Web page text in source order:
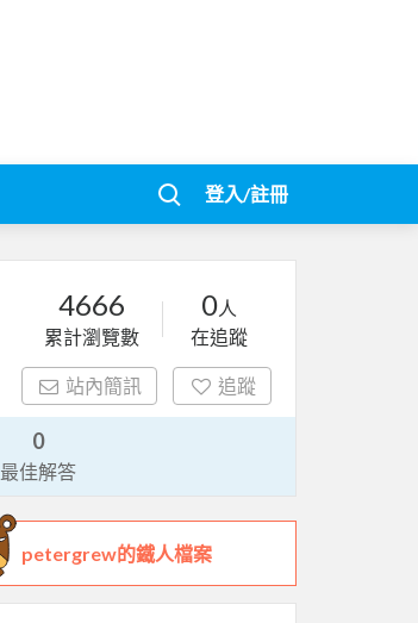
登入/註冊
4666
累計瀏覽數
0人
在追蹤
站內簡訊 追蹤
0
最佳解答
petergrew的鐵人檔案